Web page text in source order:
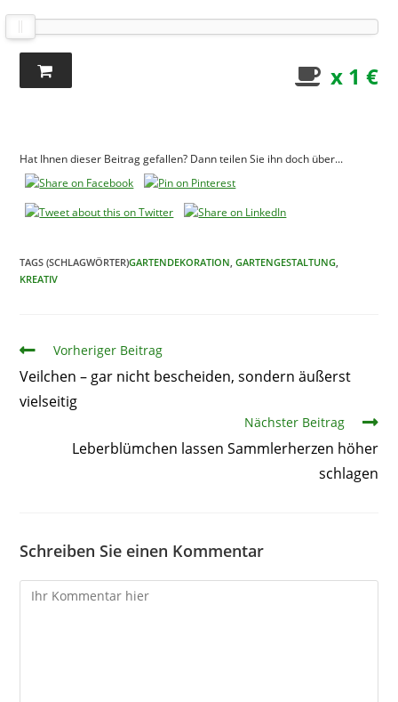
x 1 €
Hat Ihnen dieser Beitrag gefallen? Dann teilen Sie ihn doch über...
TAGS (SCHLAGWÖRTER)GARTENDEKORATION, GARTENGESTALTUNG,
KREATIV
ArtikelVorheriger Beitrag
Veilchen – gar nicht bescheiden, sondern äußerst
vielseitig
Nächster Beitrag
Leberblümchen lassen Sammlerherzen höher
schlagen
Schreiben Sie einen Kommentar
Kommentare